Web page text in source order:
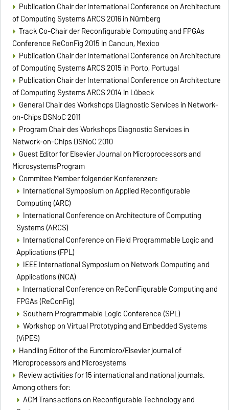
Publication Chair der International Conference on Architecture
of Computing Systems ARCS 2016 in Nürnberg
Track Co-Chair der Reconfigurable Computing and FPGAs
Conference ReConFig 2015 in Cancun, Mexico
Publication Chair der International Conference on Architecture
of Computing Systems ARCS 2015 in Porto, Portugal
Publication Chair der International Conference on Architecture
of Computing Systems ARCS 2014 in Lübeck
General Chair des Workshops Diagnostic Services in Network-
on-Chips DSNoC 2011
Program Chair des Workshops Diagnostic Services in
Network-on-Chips DSNoC 2010
Guest Editor for Elsevier Journal on Microprocessors and
MicrosystemsProgram
Commitee Member folgender Konferenzen:
International Symposium on Applied Reconfigurable
Computing (ARC)
International Conference on Architecture of Computing
Systems (ARCS)
International Conference on Field Programmable Logic and
Applications (FPL)
IEEE International Symposium on Network Computing and
Applications (NCA)
International Conference on ReConFigurable Computing and
FPGAs (ReConFig)
Southern Programmable Logic Conference (SPL)
Workshop on Virtual Prototyping and Embedded Systems
(ViPES)
Handling Editor of the Euromicro/Elsevier journal of
Microprocessors and Microsystems
Review activities for 15 international and national journals.
Among others for:
ACM Transactions on Reconfigurable Technology and